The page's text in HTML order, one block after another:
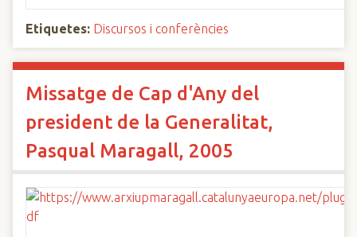
Etiquetes: Discursos i conferències
Missatge de Cap d'Any del
president de la Generalitat,
Pasqual Maragall, 2005